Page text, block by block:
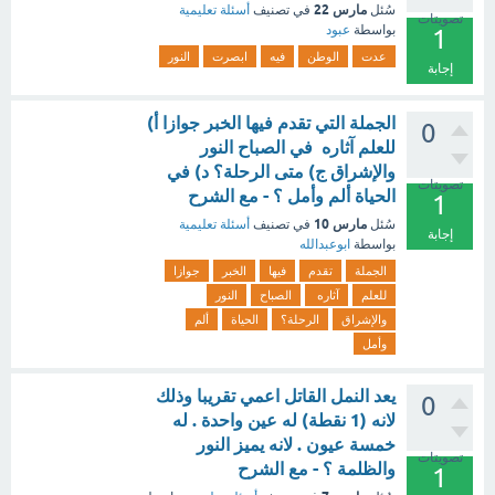
تصويتات
1
إجابة
سُئل مارس 22 في تصنيف أسئلة تعليمية
بواسطة عبود
عدت الوطن فيه ابصرت النور
0
تصويتات
1
إجابة
الجملة التي تقدم فيها الخبر جوازا أ)
للعلم آثاره في الصباح النور
والإشراق ج) متى الرحلة؟ د) في
الحياة ألم وأمل ؟ - مع الشرح
سُئل مارس 10 في تصنيف أسئلة تعليمية
بواسطة ابوعبدالله
الجملة تقدم فيها الخبر
جوازا
للعلم
آثاره الصباح
النور
والإشراق
الرحلة؟ الحياة
ألم
وأمل
0
تصويتات
1
يعد النمل القاتل اعمي تقريبا وذلك
لانه (1 نقطة) له عين واحدة . له
خمسة عيون . لانه يميز النور
والظلمة ؟ - مع الشرح